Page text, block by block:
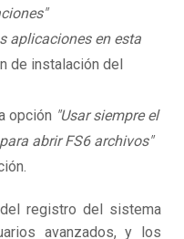
aplicaciones en esta
de instalación del
opción "Usar siempre el
abrir FS6 archivos"
del registro del sistema
avanzados, y los